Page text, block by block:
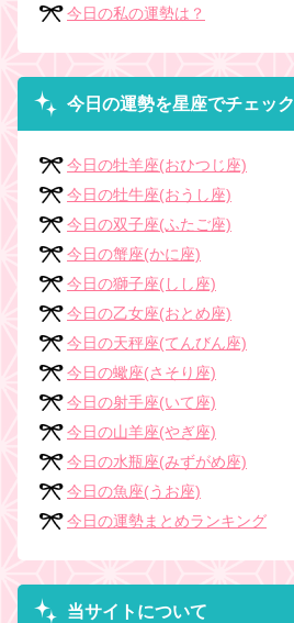
今日の私の運勢は？
今日の運勢を星座でチェック
今日の牡羊座(おひつじ座)
今日の牡牛座(おうし座)
今日の双子座(ふたご座)
今日の蟹座(かに座)
今日の獅子座(しし座)
今日の乙女座(おとめ座)
今日の天秤座(てんびん座)
今日の蠍座(さそり座)
今日の射手座(いて座)
今日の山羊座(やぎ座)
今日の水瓶座(みずがめ座)
今日の魚座(うお座)
今日の運勢まとめランキング
当サイトについて